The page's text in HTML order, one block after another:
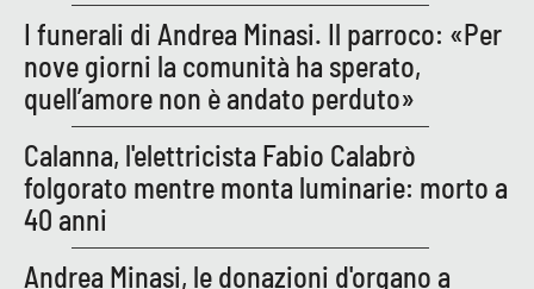
Imprese Di Calabria
Le perfidie di Antonella Grippo
Venti di comunicazione
I funerali di Andrea Minasi. Il parroco: «Per
nove giorni la comunità ha sperato,
quell’amore non è andato perduto»
Calanna, l'elettricista Fabio Calabrò
folgorato mentre monta luminarie: morto a
40 anni
Andrea Minasi, le donazioni d'organo a